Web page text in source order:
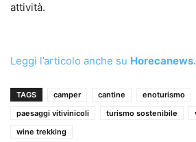
attività.
Leggi l’articolo anche su
TAGS camper cantine enoturismo
paesaggi vitivinicoli
turismo sostenibile
wine trekking